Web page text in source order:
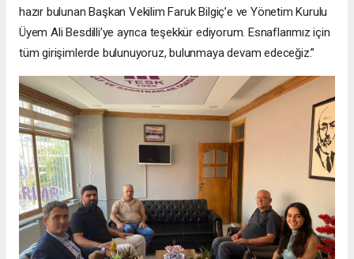
hazır bulunan Başkan Vekilim Faruk Bilgiç’e ve Yönetim Kurulu
Üyem Ali Besdilli’ye ayrıca teşekkür ediyorum. Esnaflarımız için
tüm girişimlerde bulunuyoruz, bulunmaya devam edeceğiz.”